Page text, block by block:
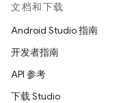
文档和下载
Android Studio 指南
开发者指南
API 参考
下载 Studio